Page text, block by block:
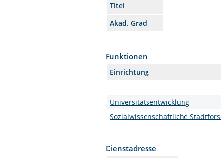
Titel
Akad. Grad
Funktionen
Einrichtung
Universitätsentwicklung
Sozialwissenschaftliche
Dienstadresse